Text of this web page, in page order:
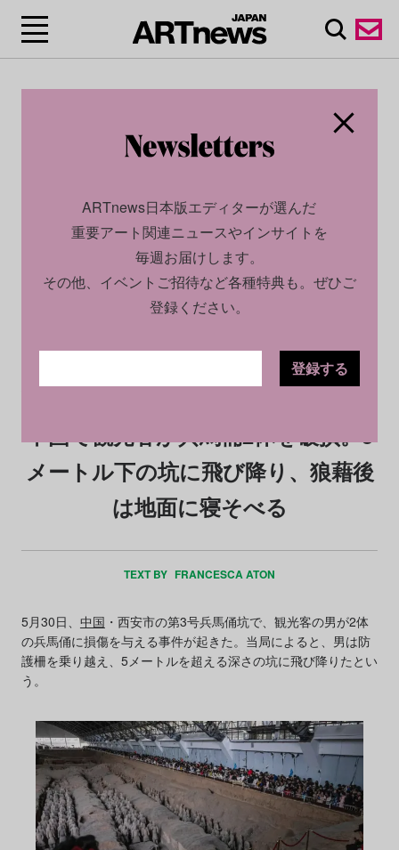
2025.06.03
中国で観光客が兵馬俑2体を破損。5
メートル下の坑に飛び降り、狼藉後
は地面に寝そべる
TEXT BY FRANCESCA ATON
5月30日、 中国 ・西安市の第3号兵馬俑坑で、観光客の男が2体
の兵馬俑に損傷を与える事件が起きた。当局によると、男は防
護柵を乗り越え、5メートルを超える深さの坑に飛び降りたとい
う。
ARTnews日本版エディターが選んだ
重要アート関連ニュースやインサイトを
毎週お届けします。
その他、イベントご招待など各種特典も。ぜひご
登録ください。
登録する